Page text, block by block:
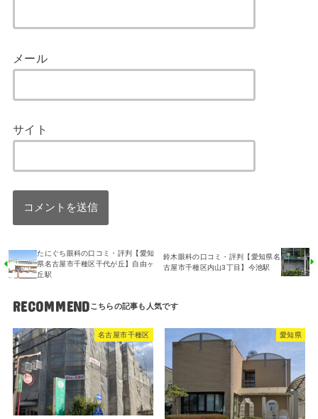
メール
サイト
たにぐち眼科の口コミ・評判【愛知
県名古屋市千種区千代が丘】自由ヶ
丘駅
鈴木眼科の口コミ・評判【愛知県名
古屋市千種区内山3丁目】今池駅
RECOMMEND
名古屋市千種区 愛知県